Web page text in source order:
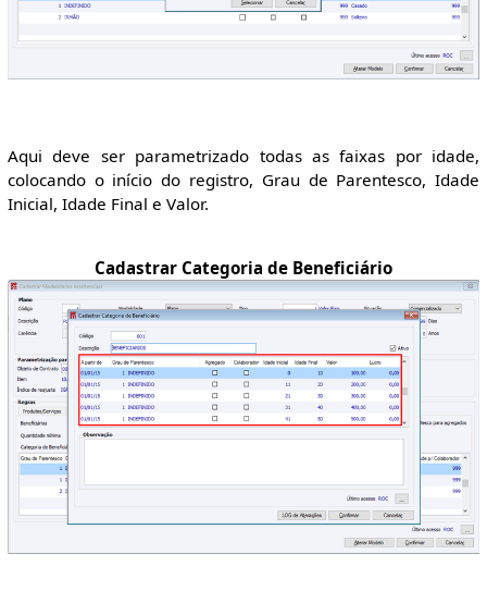
Aqui deve ser parametrizado todas as faixas por idade,
colocando o início do registro, Grau de Parentesco, Idade
Inicial, Idade Final e Valor.
Cadastrar Categoria de Beneficiário